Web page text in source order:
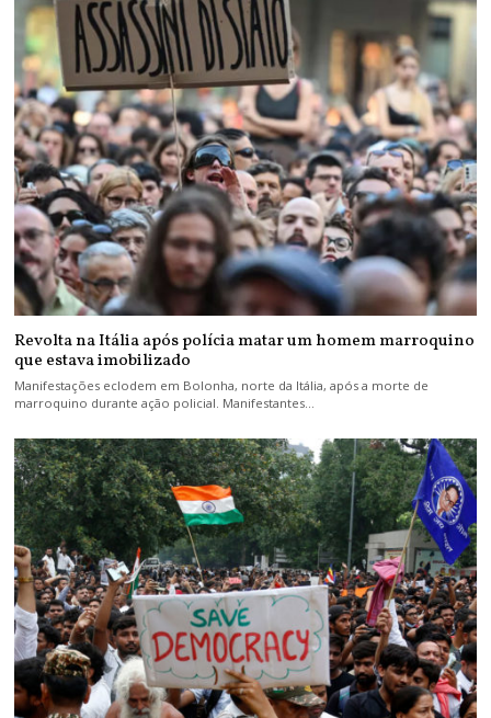
Revolta na Itália após polícia matar um homem marroquino
que estava imobilizado
Manifestações eclodem em Bolonha, norte da Itália, após a morte de
marroquino durante ação policial. Manifestantes…